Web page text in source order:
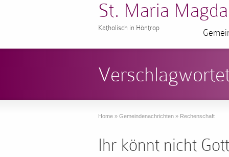
St. Maria
Katholisch in Höntrop
Home » Gemeindenachrichten » Rechenschaft
Ihr könnt nicht